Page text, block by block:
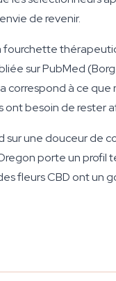
de revenir.
fourchette
sur PubMed
correspond à ce que
ont besoin de rester
sur une douceur de
porte un profil
fleurs CBD ont un